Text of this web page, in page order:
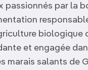
par la
et engagée
marais salants de